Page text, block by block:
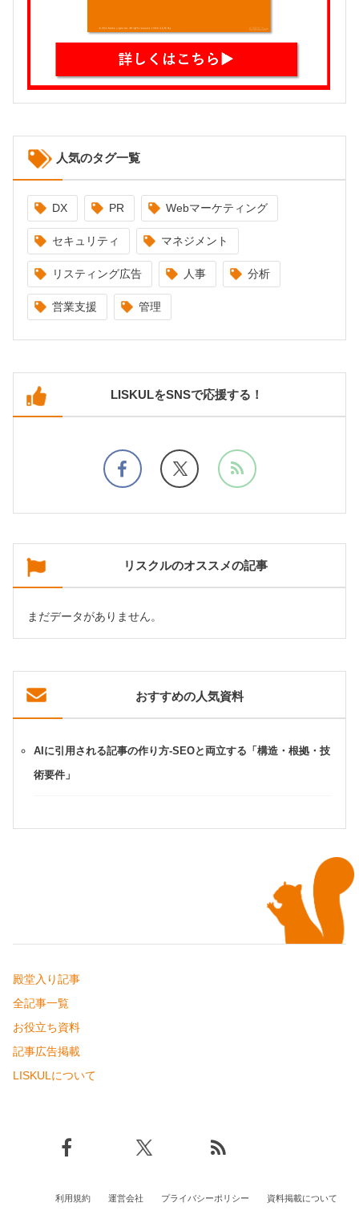
人気のタグ一覧
DX PR Webマーケティング
セキュリティ マネジメント
リスティング広告 人事 分析
営業支援 管理
LISKULをSNSで応援する！
リスクルのオススメの記事
まだデータがありません。
おすすめの人気資料
AIに引用される記事の作り方-SEOと両立する「構造・根拠・技
術要件」
殿堂入り記事
全記事一覧
お役立ち資料
記事広告掲載
LISKULについて
利用規約 運営会社 プライバシーポリシー 資料掲載について